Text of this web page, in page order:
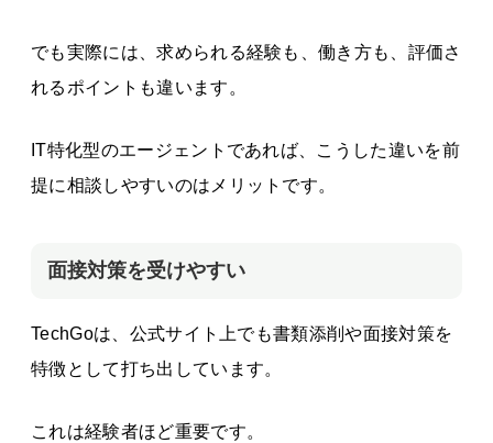
でも実際には、求められる経験も、働き方も、評価さ
れるポイントも違います。
IT特化型のエージェントであれば、こうした違いを前
提に相談しやすいのはメリットです。
面接対策を受けやすい
TechGoは、公式サイト上でも書類添削や面接対策を
特徴として打ち出しています。
これは経験者ほど重要です。